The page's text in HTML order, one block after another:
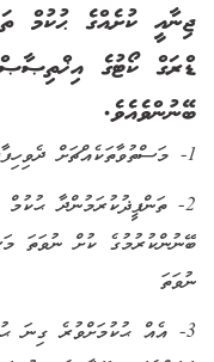
ޖިނާއީ ކުށެއްގެ ޙުކުމް
ޑްރަގް ކޯޓުގެ
ބޭނުންވެއެވެ.
1- މަސްތުވާތަކެއްޗަށް ދެވިހިފާފައިވާ މީހެއް ކަމުގައިވުން.
2- ތަންފީޛުކުރަމުންދާ
ބޭނުންކުރުމުގެ ކުށް ނުވަތަ
ނުވަތަ
3- އެއް ޙުކުމަށްވުރެ ގިނަ